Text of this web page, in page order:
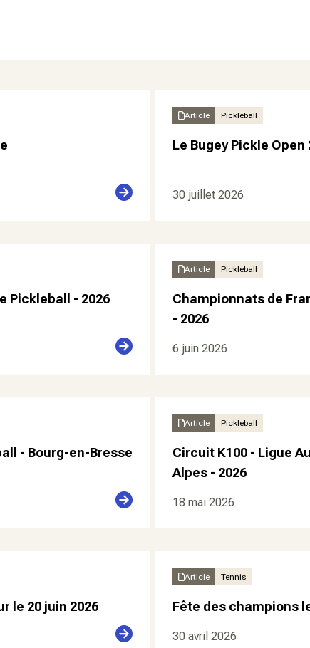
Article Pickleball
Le Bugey Pickle Open
30 juillet 2026
Pickleball - 2026
Article Pickleball
Championnats de
- 2026
6 juin 2026
- Bourg-en-Bresse
Article Pickleball
Circuit K100 - Ligue
Alpes - 2026
18 mai 2026
le 20 juin 2026
Article Tennis
Fête des champions
30 avril 2026